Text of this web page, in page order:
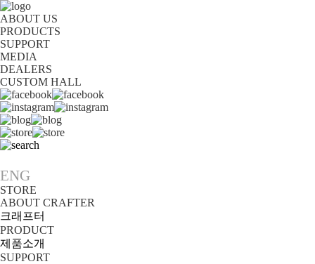
ABOUT US
PRODUCTS
SUPPORT
MEDIA
DEALERS
CUSTOM HALL
ENG
STORE
ABOUT CRAFTER
크래프터
PRODUCT
제품소개
SUPPORT